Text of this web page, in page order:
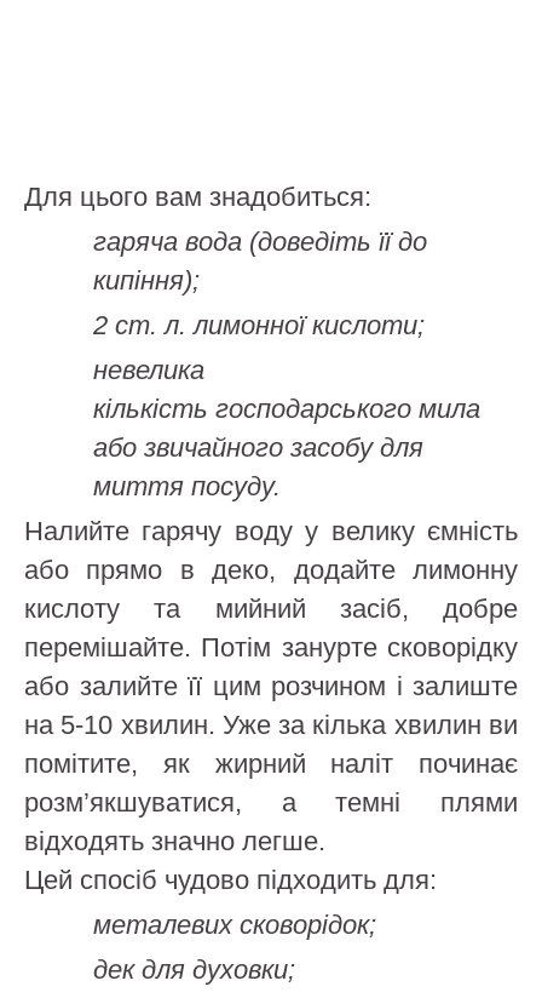
Для цього вам знадобиться:
гаряча вода (доведіть її до
кипіння);
2 ст. л. лимонної кислоти;
невелика
кількість господарського мила
або звичайного засобу для
миття посуду.
Налийте гарячу воду у велику ємність
або прямо в деко, додайте лимонну
кислоту та мийний засіб, добре
перемішайте. Потім занурте сковорідку
або залийте її цим розчином і залиште
на 5-10 хвилин. Уже за кілька хвилин ви
помітите, як жирний наліт починає
розм’якшуватися, а темні плями
відходять значно легше.
Цей спосіб чудово підходить для:
металевих сковорідок;
дек для духовки;